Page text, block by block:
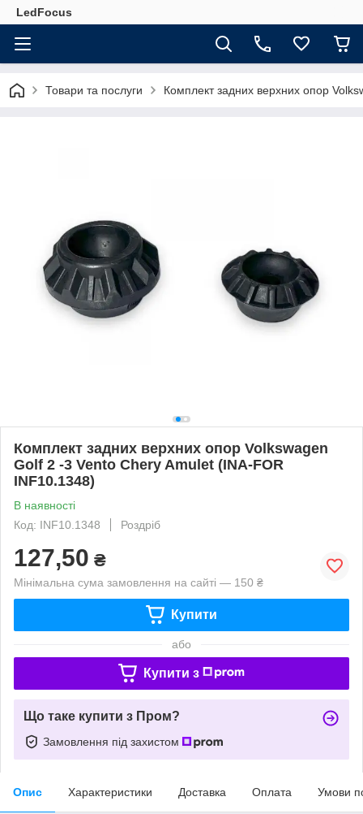
LedFocus
Товари та послуги Комплект задних верхних опор
Комплект задних верхних опор Volkswagen
Golf 2 -3 Vento Chery Amulet (INA-FOR
INF10.1348)
В наявності
Код: INF10.1348
Роздріб
127,50 ₴
Мінімальна сума замовлення на сайті — 150 ₴
Купити
або
Купити з
Що таке купити з Пром?
Замовлення під захистом
Опис Характеристики Доставка Оплата Умови